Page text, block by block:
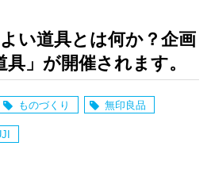
い道具とは何か？企画
」が開催されます。
ものづくり 無印良品